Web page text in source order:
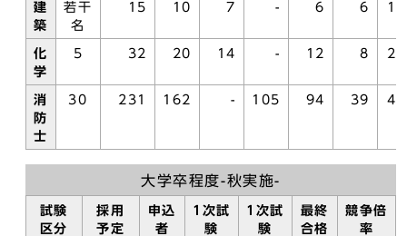
建
築
若干
名
15 10 7 - 6 6
化
学
5 32 20 14 - 12 8
消
防
士
30 231 162 - 105 94 39
大学卒程度-秋実施-
試験
区分
採用
予定
申込
者
1次試
験
1次試
験
最終
合格
競争倍
率